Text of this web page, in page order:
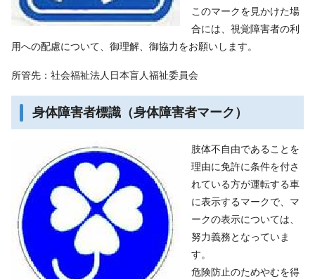
このマークを見かけた場
合には、視覚障害者の利
用への配慮について、御理解、御協力をお願いします。
所管先：社会福祉法人日本盲人福祉委員会
身体障害者標識（身体障害者マーク）
肢体不自由であることを
理由に免許に条件を付さ
れている方が運転する車
に表示するマークで、マ
ークの表示については、
努力義務となっていま
す。
危険防止のためやむを得